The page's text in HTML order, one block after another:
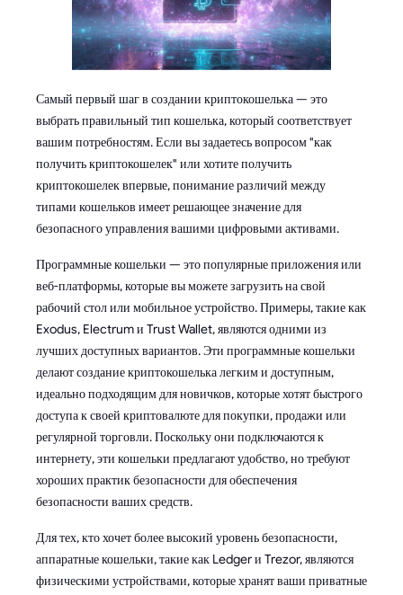
Самый первый шаг в создании криптокошелька — это
выбрать правильный тип кошелька, который соответствует
вашим потребностям. Если вы задаетесь вопросом "как
получить криптокошелек" или хотите получить
криптокошелек впервые, понимание различий между
типами кошельков имеет решающее значение для
безопасного управления вашими цифровыми активами.
Программные кошельки — это популярные приложения или
веб-платформы, которые вы можете загрузить на свой
рабочий стол или мобильное устройство. Примеры, такие как
Exodus, Electrum и Trust Wallet, являются одними из
лучших доступных вариантов. Эти программные кошельки
делают создание криптокошелька легким и доступным,
идеально подходящим для новичков, которые хотят быстрого
доступа к своей криптовалюте для покупки, продажи или
регулярной торговли. Поскольку они подключаются к
интернету, эти кошельки предлагают удобство, но требуют
хороших практик безопасности для обеспечения
безопасности ваших средств.
Для тех, кто хочет более высокий уровень безопасности,
аппаратные кошельки, такие как Ledger и Trezor, являются
физическими устройствами, которые хранят ваши приватные